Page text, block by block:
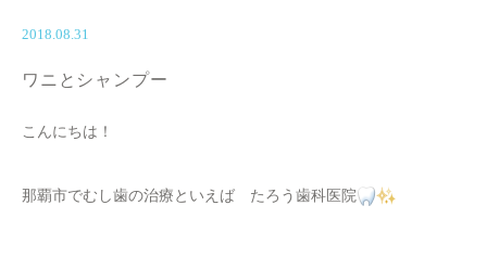
2018.08.31
ワニとシャンプー
こんにちは！
那覇市でむし歯の治療といえば たろう歯科医院